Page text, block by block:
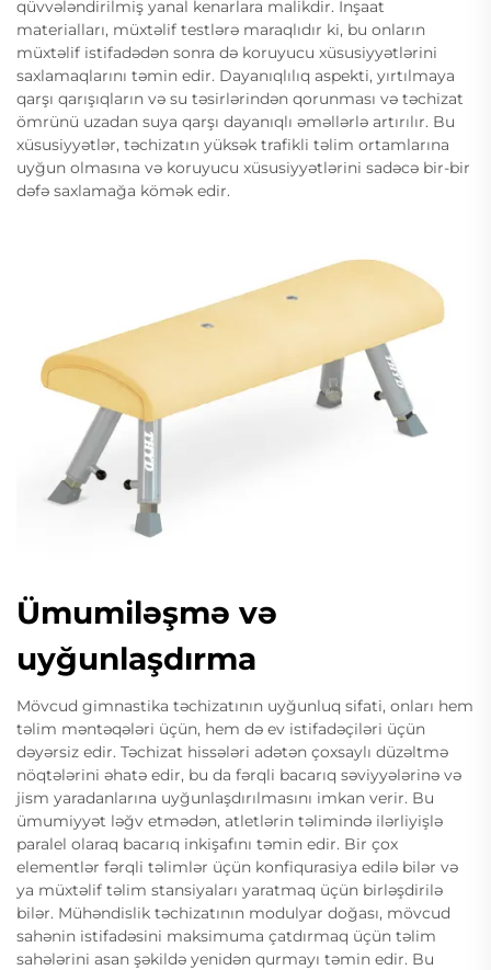
qüvvələndirilmiş yanal kenarlara malikdir. İnşaat
materialları, müxtəlif testlərə maraqlıdır ki, bu onların
müxtəlif istifadədən sonra də koruyucu xüsusiyyətlərini
saxlamaqlarını təmin edir. Dayanıqlılıq aspekti, yırtılmaya
qarşı qarışıqların və su təsirlərindən qorunması və təchizat
ömrünü uzadan suya qarşı dayanıqlı əməllərlə artırılır. Bu
xüsusiyyətlər, təchizatın yüksək trafikli təlim ortamlarına
uyğun olmasına və koruyucu xüsusiyyətlərini sadəcə bir-bir
dəfə saxlamağa kömək edir.
Ümumiləşmə və
uyğunlaşdırma
Mövcud gimnastika təchizatının uyğunluq sifati, onları hem
təlim məntəqələri üçün, hem də ev istifadəçiləri üçün
dəyərsiz edir. Təchizat hissələri adətən çoxsaylı düzəltmə
nöqtələrini əhatə edir, bu da fərqli bacarıq səviyyələrinə və
jism yaradanlarına uyğunlaşdırılmasını imkan verir. Bu
ümumiyyət ləğv etmədən, atletlərin təlimində ilərliyişlə
paralel olaraq bacarıq inkişafını təmin edir. Bir çox
elementlər fərqli təlimlər üçün konfiqurasiya edilə bilər və
ya müxtəlif təlim stansiyaları yaratmaq üçün birləşdirilə
bilər. Mühəndislik təchizatının modulyar doğası, mövcud
sahənin istifadəsini maksimuma çatdırmaq üçün təlim
sahələrini asan şəkildə yenidən qurmayı təmin edir. Bu